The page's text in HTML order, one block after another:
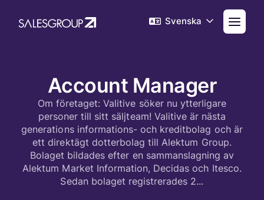
Svenska
Account Manager
Om företaget: Valitive söker nu ytterligare
personer till sitt säljteam! Valitive är nästa
generations informations- och kreditbolag och är
ett direktägt dotterbolag till Alektum Group.
Bolaget bildades efter en sammanslagning av
Alektum Market Information, Decidas och Itesco.
Sedan bolaget registrerades 2...